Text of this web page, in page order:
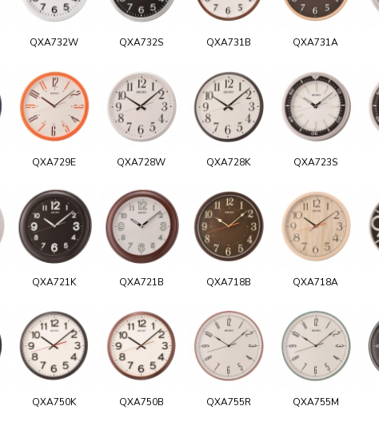
QXA732W QXA732S QXA731B QXA731A
QXA729E QXA728W QXA728K QXA723S
QXA721K QXA721B QXA718B QXA718A
QXA750K QXA750B QXA755R QXA755M